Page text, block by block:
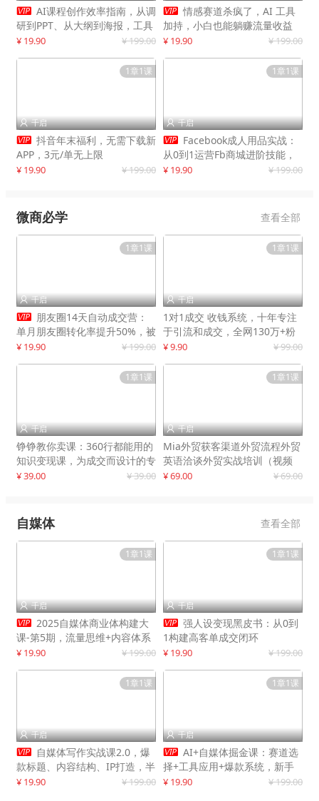
 AI课程创作效率指南，从调
研到PPT、从大纲到海报，工具
赋能，打造可持续变现产品线
¥ 19.90 ¥ 199.00
 情感赛道杀疯了，AI 工具
加持，小白也能躺赚流量收益
¥ 19.90 ¥ 199.00
1章1课
 千启
 抖音年末福利，无需下载新
APP，3元/单无上限
¥ 19.90 ¥ 199.00
1章1课
 千启
 Facebook成人用品实战：
从0到1运营Fb商城进阶技能，
快速提升订单转化与店铺收益
¥ 19.90 ¥ 199.00
微商必学 查看全部
1章1课
 千启
 朋友圈14天自动成交营：
单月朋友圈转化率提升50%，被
动收入超3万元
¥ 19.90 ¥ 199.00
1章1课
 千启
1对1成交 收钱系统，十年专注
于引流和成交，全网130万+粉
丝
¥ 9.90 ¥ 99.00
1章1课
 千启
铮铮教你卖课：360行都能用的
知识变现课，为成交而设计的专
属课程
¥ 39.00 ¥ 39.00
1章1课
 千启
Mia外贸获客渠道外贸流程外贸
英语洽谈外贸实战培训（视频
课）价值399元
¥ 69.00 ¥ 69.00
自媒体 查看全部
1章1课
 千启
 2025自媒体商业体构建大
课-第5期，流量思维+内容体系
+变现闭环，打造个人可持续生
¥ 19.90 ¥ 199.00
1章1课
 千启
 强人设变现黑皮书：从0到
1构建高客单成交闭环
¥ 19.90 ¥ 199.00
1章1课
 千启
 自媒体写作实战课2.0，爆
款标题、内容结构、IP打造，半
年复制30万粉月入10万+
¥ 19.90 ¥ 199.00
1章1课
 千启
 AI+自媒体掘金课：赛道选
择+工具应用+爆款系统，新手
快速起步，副业月入8000+
¥ 19.90 ¥ 199.00